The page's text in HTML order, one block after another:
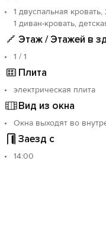
1 двуспальная
1 диван-кровать,
Этаж / Этажей в
1 / 1
Плита
электрическая плита
Вид из окна
Окна выходят во
Заезд с
14:00